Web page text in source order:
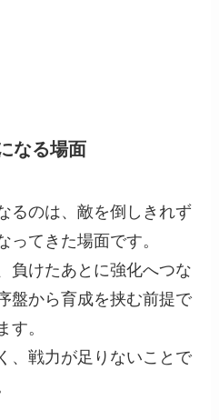
なる場面
るのは、敵を倒しきれず
ってきた場面です。
負けたあとに強化へつな
盤から育成を挟む前提で
す。
、戦力が足りないことで